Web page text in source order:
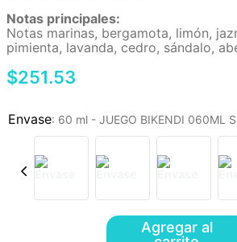
Notas principales:
Notas marinas, bergamota, limón,
pimienta, lavanda, cedro, sándalo,
$251.53
: 60 ml - JUEGO BIKENDI 060ML
Agregar al